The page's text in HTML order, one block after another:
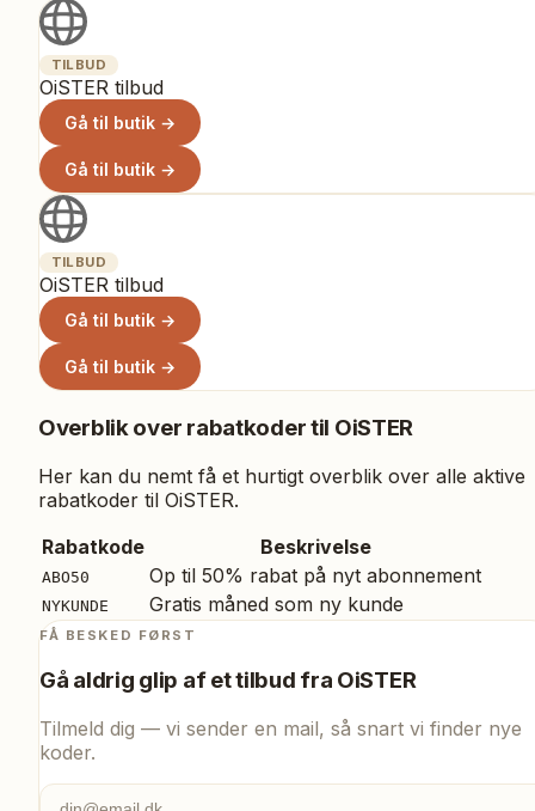
TILBUD
OiSTER tilbud
Gå til butik →
Gå til butik →
TILBUD
OiSTER tilbud
Gå til butik →
Gå til butik →
Overblik over rabatkoder til OiSTER
Her kan du nemt få et hurtigt overblik over alle aktive
rabatkoder til OiSTER.
Rabatkode
Beskrivelse
ABO50 Op til 50% rabat på nyt abonnement
NYKUNDE Gratis måned som ny kunde
FÅ BESKED FØRST
Gå aldrig glip af et tilbud fra OiSTER
Tilmeld dig — vi sender en mail, så snart vi finder nye
koder.